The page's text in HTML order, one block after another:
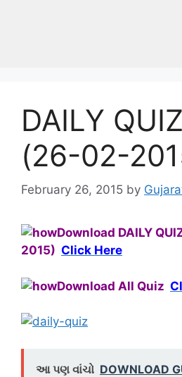
DAILY
(26-02-
February 26, 2015 by
Download DAILY
2015) Click Here
Download All Quiz
આ પણ વાંચો DOWNLOAD